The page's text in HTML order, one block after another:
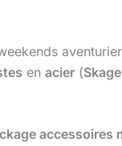
en acier (
accessoires